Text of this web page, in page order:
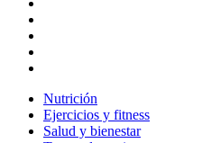
Nutrición
Ejercicios y fitness
Salud y bienestar